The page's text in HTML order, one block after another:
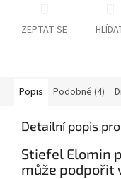
ZEPTAT SE
Popis Podobné (4)
Detailní popis
Stiefel Elomin
může podpořit